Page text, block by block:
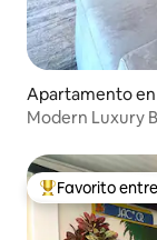
Apartamento
Modern Luxury
Favorito entre
Favorito